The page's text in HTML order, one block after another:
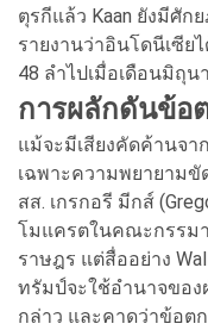
ตุรกีแล้ว Kaan ยังมีศัก
รายงานว่าอินโดนีเซีย
48 ลำไปเมื่อเดือนมิถุ
การผลักดันข้อ
แม้จะมีเสียงคัดค้านจา
เฉพาะความพยายามขั
สส. เกรกอรี มีกส์
โมแครตในคณะกรรม
ราษฎร แต่สื่ออย่าง
ทรัมป์จะใช้อำนาจของ
กล่าว และคาดว่าข้อต